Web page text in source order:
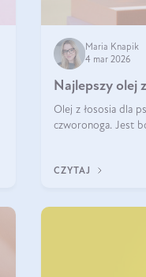
Maria Knapik
4 mar 2026
Najlepszy olej
Olej z łososia dla
czworonoga. Jest
uwagę?
CZYTAJ